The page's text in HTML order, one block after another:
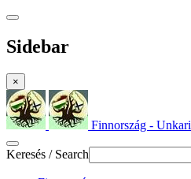
Sidebar
×
Finnország - Unkari
Keresés / Search